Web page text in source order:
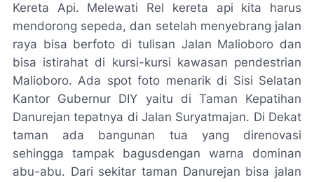
Kereta Api. Melewati Rel kereta api kita harus
mendorong sepeda, dan setelah menyebrang jalan
raya bisa berfoto di tulisan Jalan Malioboro dan
bisa istirahat di kursi-kursi kawasan pendestrian
Malioboro. Ada spot foto menarik di Sisi Selatan
Kantor Gubernur DIY yaitu di Taman Kepatihan
Danurejan tepatnya di Jalan Suryatmajan. Di Dekat
taman ada bangunan tua yang direnovasi
sehingga tampak bagusdengan warna dominan
abu-abu. Dari sekitar taman Danurejan bisa jalan